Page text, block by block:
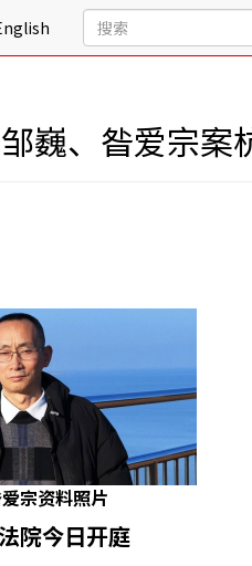
巍、昝爱宗案
宗资料照片
院今日开庭